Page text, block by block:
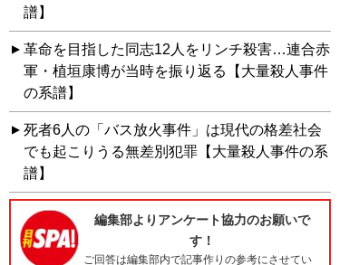
譜】
革命を目指した同志12人をリンチ殺害…連合赤
軍・植垣康博が当時を振り返る【大量殺人事件
の系譜】
死者6人の「バス放火事件」は現代の格差社会
でも起こりうる無差別犯罪【大量殺人事件の系
譜】